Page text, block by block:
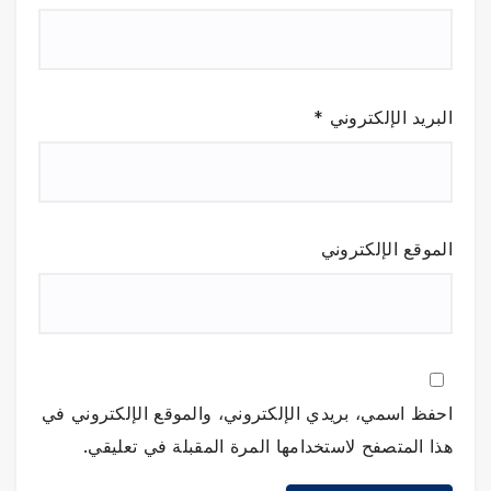
البريد الإلكتروني *
الموقع الإلكتروني
احفظ اسمي، بريدي الإلكتروني، والموقع الإلكتروني في
هذا المتصفح لاستخدامها المرة المقبلة في تعليقي.